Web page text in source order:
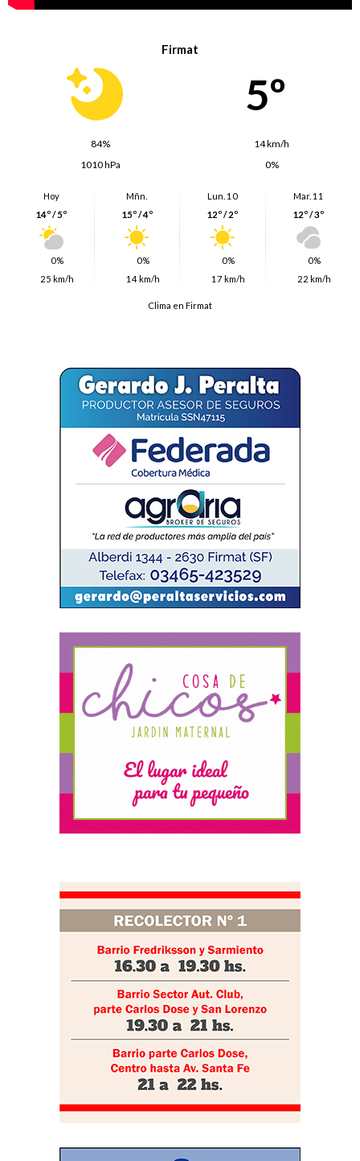
Firmat
5º
84%
14 km/h
1010 hPa
0%
Hoy
14º / 5º
0%
25 km/h
Mñn.
15º / 4º
0%
14 km/h
Lun. 10
12º / 2º
0%
17 km/h
Mar. 11
12º / 3º
0%
22 km/h
Clima en Firmat